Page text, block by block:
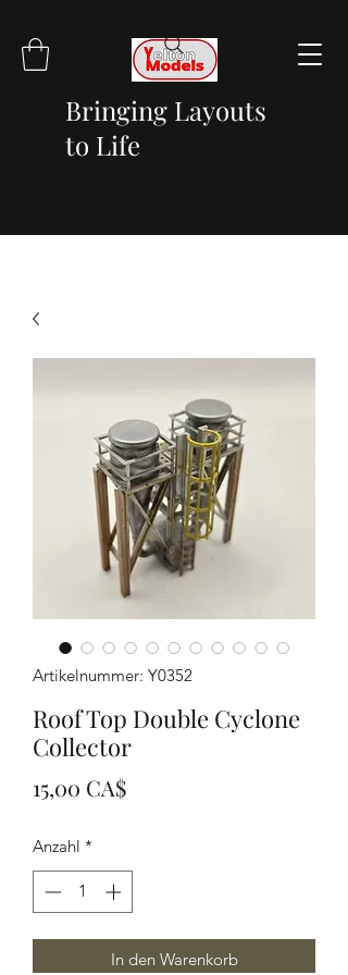
Bringing Layouts
to Life
Artikelnummer: Y0352
Roof Top Double Cyclone
Collector
15,00 CA$Preis
Anzahl *
In den Warenkorb